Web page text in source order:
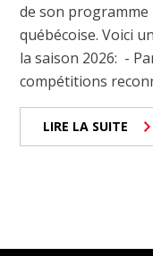
de son programme
québécoise. Voici
la saison 2026: -
compétitions
LIRE LA SUITE